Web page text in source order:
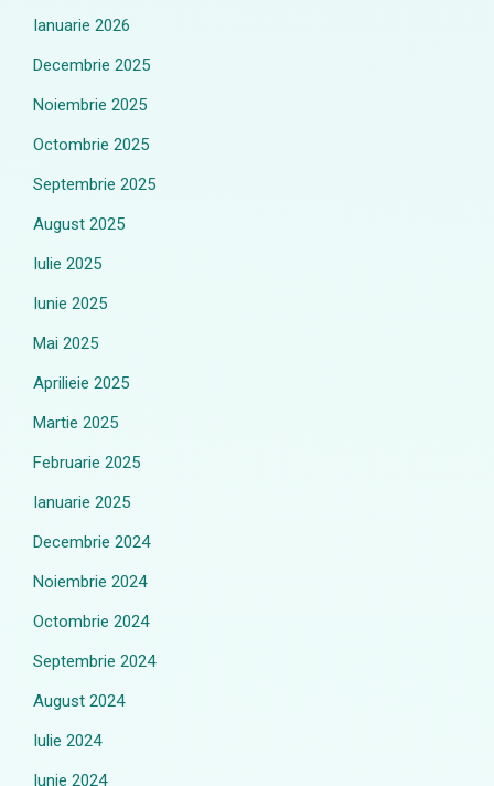
Ianuarie 2026
Decembrie 2025
Noiembrie 2025
Octombrie 2025
Septembrie 2025
August 2025
Iulie 2025
Iunie 2025
Mai 2025
Aprilieie 2025
Martie 2025
Februarie 2025
Ianuarie 2025
Decembrie 2024
Noiembrie 2024
Octombrie 2024
Septembrie 2024
August 2024
Iulie 2024
Iunie 2024